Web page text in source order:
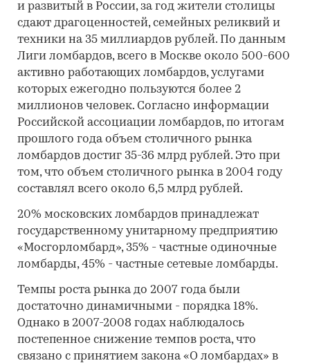
и развитый в России, за год жители столицы
сдают драгоценностей, семейных реликвий и
техники на 35 миллиардов рублей. По данным
Лиги ломбардов, всего в Москве около 500-600
активно работающих ломбардов, услугами
которых ежегодно пользуются более 2
миллионов человек. Согласно информации
Российской ассоциации ломбардов, по итогам
прошлого года объем столичного рынка
ломбардов достиг 35-36 млрд рублей. Это при
том, что объем столичного рынка в 2004 году
составлял всего около 6,5 млрд рублей.
20% московских ломбардов принадлежат
государственному унитарному предприятию
«Мосгорломбард», 35% - частные одиночные
ломбарды, 45% - частные сетевые ломбарды.
Темпы роста рынка до 2007 года были
достаточно динамичными - порядка 18%.
Однако в 2007-2008 годах наблюдалось
постепенное снижение темпов роста, что
связано с принятием закона «О ломбардах» в